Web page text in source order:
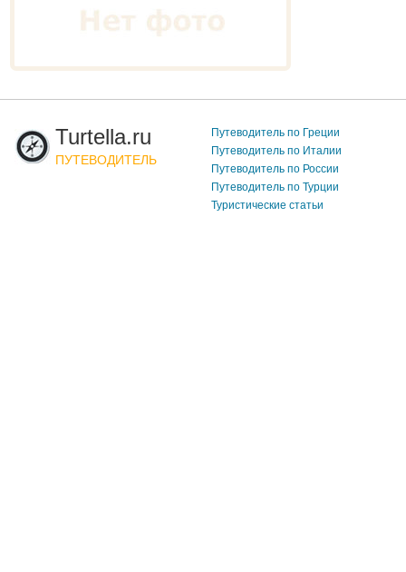
Turtella.ru
ПУТЕВОДИТЕЛЬ
Путеводитель по Греции
Путеводитель по Италии
Путеводитель по России
Путеводитель по Турции
Туристические статьи